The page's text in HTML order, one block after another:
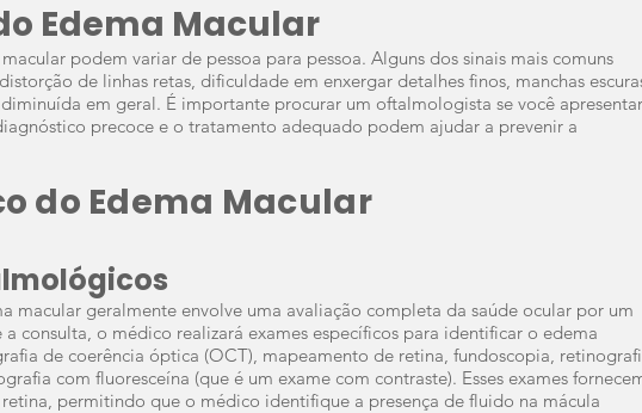
Edema Macular
podem variar de pessoa para pessoa. Alguns dos sinais mais comuns
de linhas retas, dificuldade em enxergar detalhes finos, manchas
em geral. É importante procurar um oftalmologista se você apresentar
precoce e o tratamento adequado podem ajudar a prevenir a
do Edema Macular
macular geralmente envolve uma avaliação completa da saúde ocular por um
consulta, o médico realizará exames específicos para identificar o edema
de coerência óptica (OCT), mapeamento de retina, fundoscopia,
com fluoresceína (que é um exame com contraste). Esses exames
permitindo que o médico identifique a presença de fluido na mácula